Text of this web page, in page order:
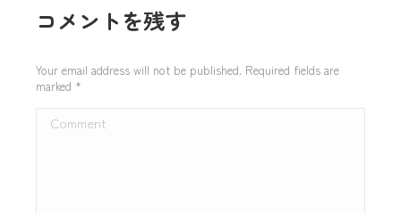
コメントを残す
Your email address will not be published. Required fields are
marked *
Comment